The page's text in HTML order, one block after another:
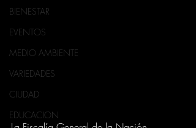
BIENESTAR
EVENTOS
MEDIO AMBIENTE
VARIEDADES
CIUDAD
EDUCACION